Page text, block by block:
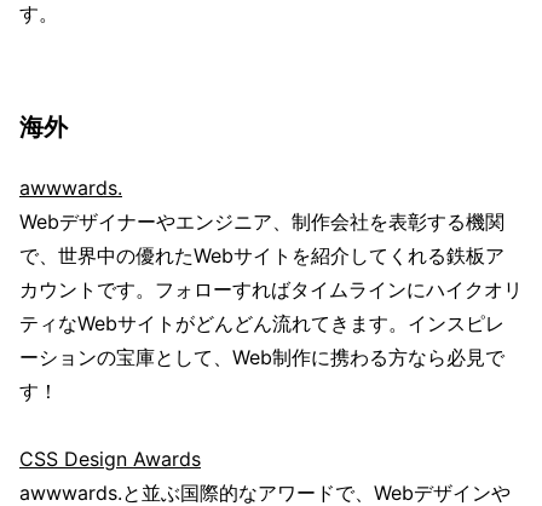
す。
海外
awwwards.
Webデザイナーやエンジニア、制作会社を表彰する機関
で、世界中の優れたWebサイトを紹介してくれる鉄板ア
カウントです。フォローすればタイムラインにハイクオリ
ティなWebサイトがどんどん流れてきます。インスピレ
ーションの宝庫として、Web制作に携わる方なら必見で
す！
CSS Design Awards
awwwards.と並ぶ国際的なアワードで、Webデザインや